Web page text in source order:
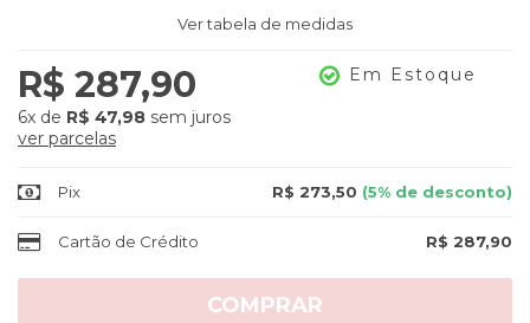
Ver tabela de medidas
R$ 287,90
6x de R$ 47,98 sem juros
ver parcelas
Em Estoque
Pix R$ 273,50 (5% de desconto)
Cartão de Crédito R$ 287,90
COMPRAR